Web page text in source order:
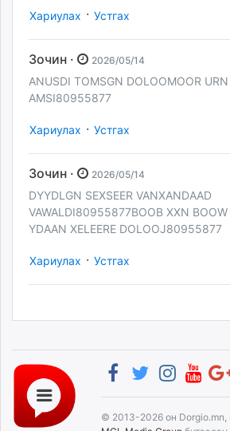
Хариулах · Устгах
Зочин · 2026/05/14
ANUSDI TOMSGN DOLOOMOOR
AMSI80955877
Хариулах · Устгах
Зочин · 2026/05/14
DYYDLGN SEXSEER VANXANDAAD
VAWALDI80955877BOOB XXN BOOW
YDAAN XELEERE DOLOOJ80955877
Хариулах · Устгах
© 2013-2026 он Dorgio.mn,